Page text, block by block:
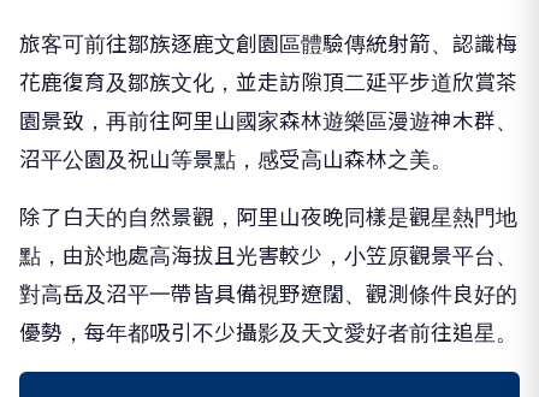
旅客可前往鄒族逐鹿文創園區體驗傳統射箭、認識梅
花鹿復育及鄒族文化，並走訪隙頂二延平步道欣賞茶
園景致，再前往阿里山國家森林遊樂區漫遊神木群、
沼平公園及祝山等景點，感受高山森林之美。
除了白天的自然景觀，阿里山夜晚同樣是觀星熱門地
點，由於地處高海拔且光害較少，小笠原觀景平台、
對高岳及沼平一帶皆具備視野遼闊、觀測條件良好的
優勢，每年都吸引不少攝影及天文愛好者前往追星。